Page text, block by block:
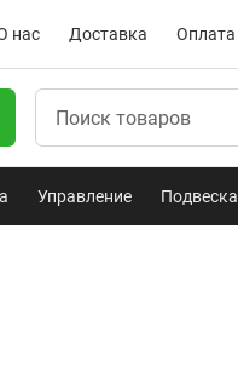
нас Доставка Оплата
Управление Подвеска